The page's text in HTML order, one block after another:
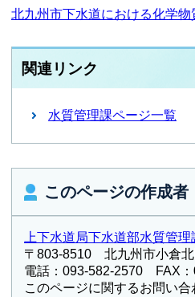
北九州市下水道における化学物
関連リンク
水質管理課ページ一覧
このページの作成者
上下水道局下水道部水質管理
〒803-8510 北九州市小倉
電話：093-582-2570 FAX：
このページに関するお問い